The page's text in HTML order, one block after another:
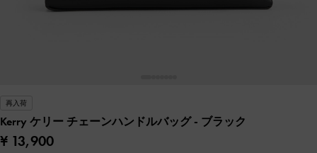
再入荷
Kerry ケリー チェーンハンドルバッグ- ブラック
¥ 13,900